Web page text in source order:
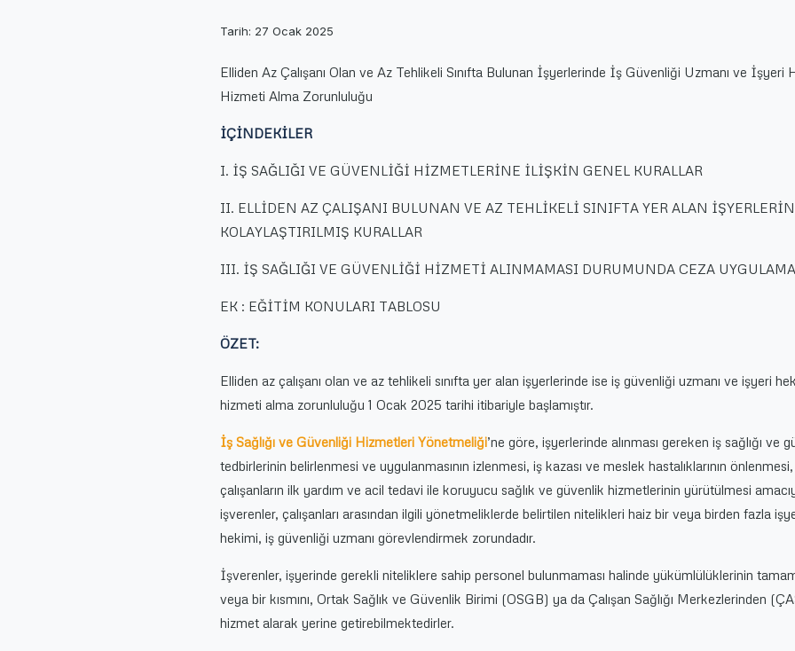
Tarih: 27 Ocak 2025
Elliden Az Çalışanı Olan ve Az Tehlikeli Sınıfta Bulunan İşyerlerinde İş Güvenliği Uzmanı ve İşyeri
Hizmeti Alma Zorunluluğu
İÇİNDEKİLER
I. İŞ SAĞLIĞI VE GÜVENLİĞİ HİZMETLERİNE İLİŞKİN GENEL KURALLAR
II. ELLİDEN AZ ÇALIŞANI BULUNAN VE AZ TEHLİKELİ SINIFTA YER ALAN
KOLAYLAŞTIRILMIŞ KURALLAR
III. İŞ SAĞLIĞI VE GÜVENLİĞİ HİZMETİ ALINMAMASI DURUMUNDA CEZA
EK : EĞİTİM KONULARI TABLOSU
ÖZET:
Elliden az çalışanı olan ve az tehlikeli sınıfta yer alan işyerlerinde ise iş güvenliği uzmanı ve işyeri
hizmeti alma zorunluluğu 1 Ocak 2025 tarihi itibariyle başlamıştır.
İş Sağlığı ve Güvenliği Hizmetleri Yönetmeliği’ne göre, işyerlerinde alınması gereken iş sağlığı ve
tedbirlerinin belirlenmesi ve uygulanmasının izlenmesi, iş kazası ve meslek hastalıklarının önlenmesi,
çalışanların ilk yardım ve acil tedavi ile koruyucu sağlık ve güvenlik hizmetlerinin yürütülmesi
işverenler, çalışanları arasından ilgili yönetmeliklerde belirtilen nitelikleri haiz bir veya birden fazla
hekimi, iş güvenliği uzmanı görevlendirmek zorundadır.
İşverenler, işyerinde gerekli niteliklere sahip personel bulunmaması halinde yükümlülüklerinin
veya bir kısmını, Ortak Sağlık ve Güvenlik Birimi (OSGB) ya da Çalışan Sağlığı Merkezlerinden
hizmet alarak yerine getirebilmektedirler.